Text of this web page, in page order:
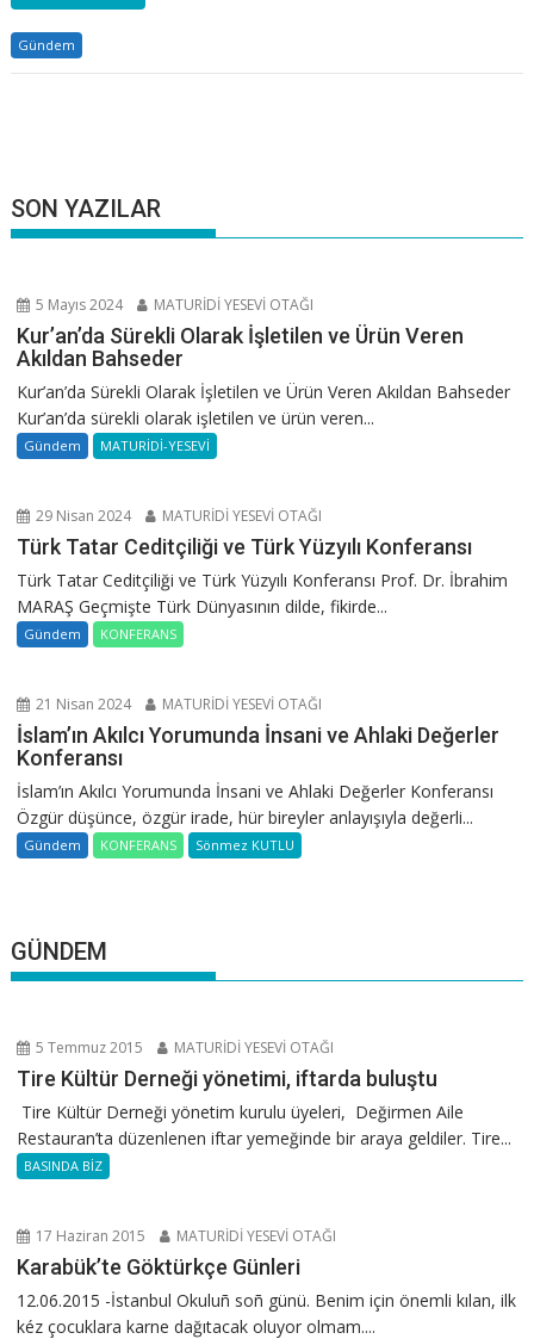
Gündem
SON YAZILAR
5 Mayıs 2024 MATURİDİ YESEVİ OTAĞI
Kur’an’da Sürekli Olarak İşletilen ve Ürün Veren
Akıldan Bahseder
Kur’an’da Sürekli Olarak İşletilen ve Ürün Veren Akıldan Bahseder
Kur’an’da sürekli olarak işletilen ve ürün veren...
Gündem MATURİDİ-YESEVİ
29 Nisan 2024 MATURİDİ YESEVİ OTAĞI
Türk Tatar Ceditçiliği ve Türk Yüzyılı Konferansı
Türk Tatar Ceditçiliği ve Türk Yüzyılı Konferansı Prof. Dr. İbrahim
MARAŞ Geçmişte Türk Dünyasının dilde, fikirde...
Gündem KONFERANS
21 Nisan 2024 MATURİDİ YESEVİ OTAĞI
İslam’ın Akılcı Yorumunda İnsani ve Ahlaki Değerler
Konferansı
İslam’ın Akılcı Yorumunda İnsani ve Ahlaki Değerler Konferansı
Özgür düşünce, özgür irade, hür bireyler anlayışıyla değerli...
Gündem KONFERANS Sönmez KUTLU
GÜNDEM
5 Temmuz 2015 MATURİDİ YESEVİ OTAĞI
Tire Kültür Derneği yönetimi, iftarda buluştu
Tire Kültür Derneği yönetim kurulu üyeleri, Değirmen Aile
Restauran’ta düzenlenen iftar yemeğinde bir araya geldiler. Tire...
BASINDA BİZ
17 Haziran 2015 MATURİDİ YESEVİ OTAĞI
Karabük’te Göktürkçe Günleri
12.06.2015 -İstanbul Okuluñ soñ günü. Benim için önemli kılan, ilk
kéz çocuklara karne dağıtacak oluyor olmam....